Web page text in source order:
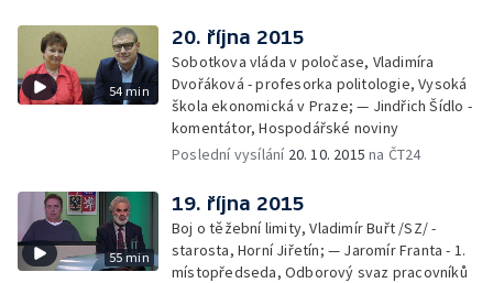
54 min
20. října 2015
Sobotkova vláda v poločase, Vladimíra
Dvořáková - profesorka politologie, Vysoká
škola ekonomická v Praze; — Jindřich Šídlo -
komentátor, Hospodářské noviny
Poslední vysílání 20. 10. 2015 na ČT24
55 min
19. října 2015
Boj o těžební limity, Vladimír Buřt /SZ/ -
starosta, Horní Jiřetín; — Jaromír Franta - 1.
místopředseda, Odborový svaz pracovníků